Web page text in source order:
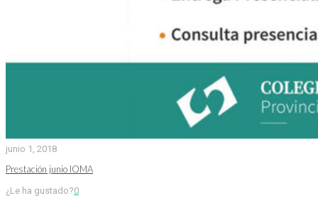
junio 1, 2018
Prestación junio IOMA
¿Le ha gustado?0